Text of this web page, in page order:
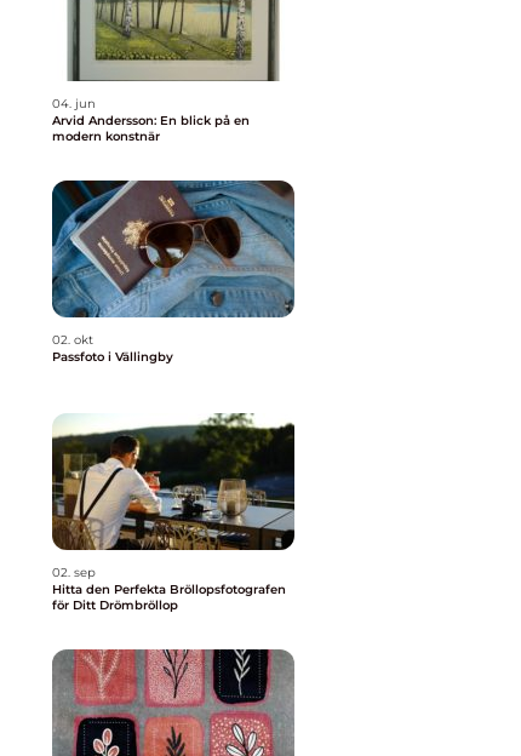
04. jun
Arvid Andersson: En blick på en
modern konstnär
02. okt
Passfoto i Vällingby
02. sep
Hitta den Perfekta Bröllopsfotografen
för Ditt Drömbröllop